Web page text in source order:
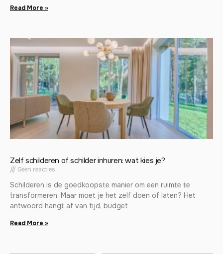
Read More »
Zelf schilderen of schilder inhuren: wat kies je?
Geen reacties
Schilderen is de goedkoopste manier om een ruimte te
transformeren. Maar moet je het zelf doen of laten? Het
antwoord hangt af van tijd, budget
Read More »